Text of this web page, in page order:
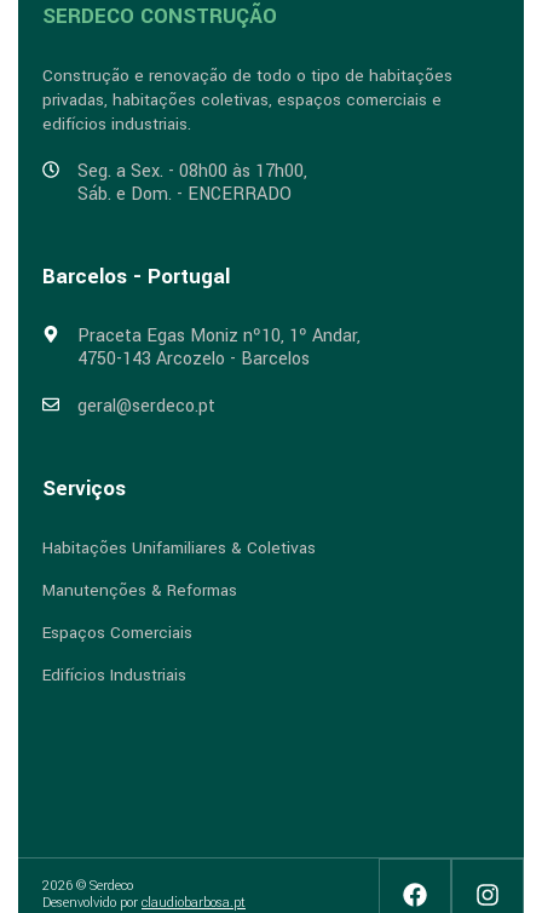
SERDECO CONSTRUÇÃO
Construção e renovação de todo o tipo de habitações
privadas, habitações coletivas, espaços comerciais e
edifícios industriais.
Seg. a Sex. - 08h00 às 17h00,
Sáb. e Dom. - ENCERRADO
Serviços
Habitações Unifamiliares & Coletivas
Manutenções & Reformas
Espaços Comerciais
Edifícios Industriais
Barcelos - Portugal
Praceta Egas Moniz nº10, 1º Andar,
4750-143 Arcozelo - Barcelos
geral@serdeco.pt
2026 © Serdeco
Desenvolvido por claudiobarbosa.pt